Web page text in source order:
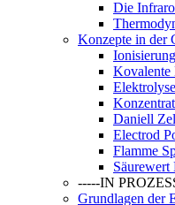
Die
Konzepte in der
Kovalente
Daniell
Electrod
Flamme
Säurewert
-----IN
Grundlagen der